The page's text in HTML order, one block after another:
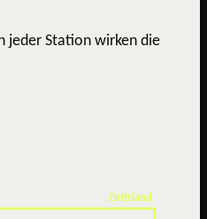
jeder Station wirken die
Drittland